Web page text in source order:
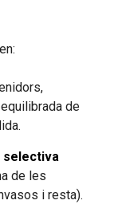
de
selectiva
de les
i resta).